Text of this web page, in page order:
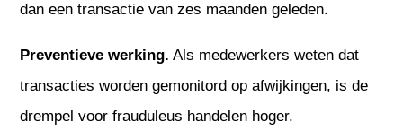
dan een transactie van zes maanden geleden.
Preventieve werking. Als medewerkers weten dat
transacties worden gemonitord op afwijkingen, is de
drempel voor frauduleus handelen hoger.